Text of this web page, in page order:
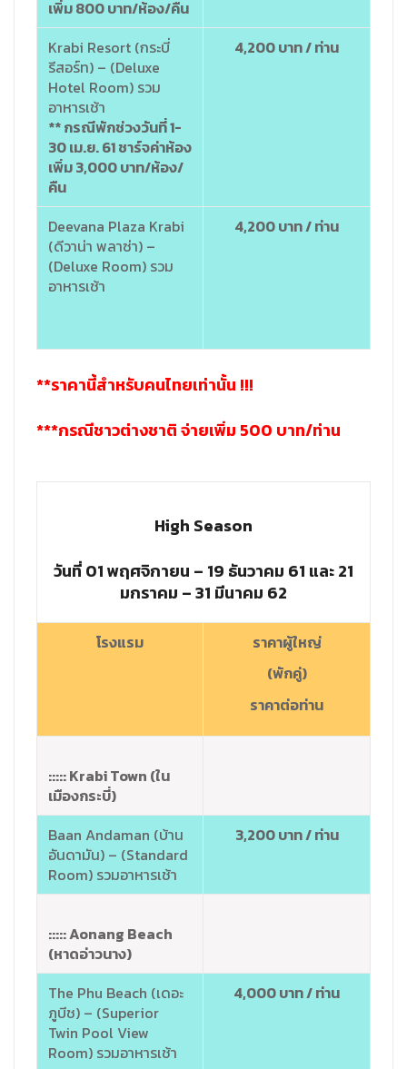
เพิ่ม 800 บาท/ห้อง/คืน
Krabi Resort (กระบี่
รีสอร์ท) – (Deluxe
Hotel Room) รวม
อาหารเช้า
** กรณีพักช่วงวันที่ 1-
30 เม.ย. 61 ชาร์จค่าห้อง
เพิ่ม 3,000 บาท/ห้อง/
คืน
4,200 บาท / ท่าน
Deevana Plaza Krabi
(ดีวาน่า พลาซ่า) –
(Deluxe Room) รวม
อาหารเช้า
4,200 บาท / ท่าน
**ราคานี้สำหรับคนไทยเท่านั้น !!!
***กรณีชาวต่างชาติ จ่ายเพิ่ม 500 บาท/ท่าน
High Season
วันที่ 01 พฤศจิกายน – 19 ธันวาคม 61 และ 21
มกราคม – 31 มีนาคม 62
โรงแรม
ราคาผู้ใหญ่
(พักคู่)
ราคาต่อท่าน
::::: Krabi Town (ใน
เมืองกระบี่)
Baan Andaman (บ้าน
อันดามัน) – (Standard
Room) รวมอาหารเช้า
3,200 บาท / ท่าน
::::: Aonang Beach
(หาดอ่าวนาง)
The Phu Beach (เดอะ
ภูบีช) – (Superior
Twin Pool View
Room) รวมอาหารเช้า
4,000 บาท / ท่าน